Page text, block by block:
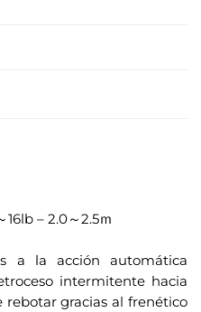
– 2.0～2.5ｍ
a la acción automática
intermitente hacia
rebotar gracias al frenético